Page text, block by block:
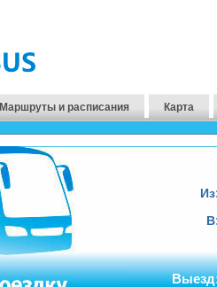
Маршруты и расписания Карта